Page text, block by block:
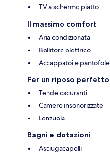
TV a schermo piatto
Il massimo comfort
Aria condizionata
Bollitore elettrico
Accappatoi e pantofole
Per un riposo perfetto
Tende oscuranti
Camere insonorizzate
Lenzuola
Bagni e dotazioni
Asciugacapelli